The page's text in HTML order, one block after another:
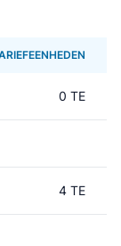
0 TE
4 TE